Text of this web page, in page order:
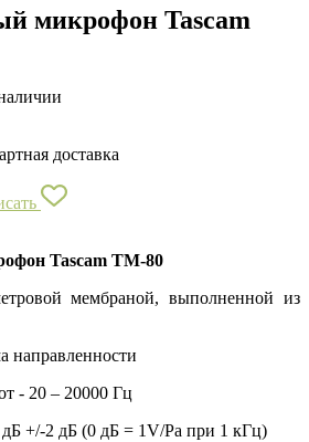
микрофон Tascam
доставка
Tascam TM-80
мембраной, выполненной из
направленности
- 20 – 20000 Гц
дБ +/-2 дБ (0 дБ = 1V/Pa при 1 кГц)